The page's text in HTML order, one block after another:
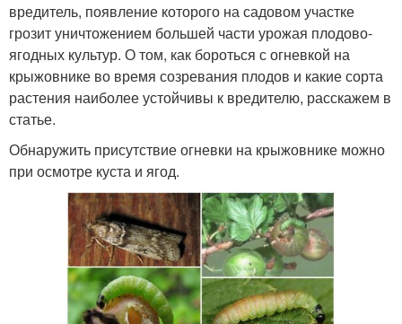
вредитель, появление которого на садовом участке
грозит уничтожением большей части урожая плодово-
ягодных культур. О том, как бороться с огневкой на
крыжовнике во время созревания плодов и какие сорта
растения наиболее устойчивы к вредителю, расскажем в
статье.
Обнаружить присутствие огневки на крыжовнике можно
при осмотре куста и ягод.